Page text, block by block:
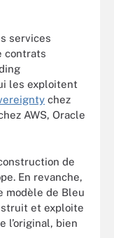
services
contrats
les exploitent
chez
AWS, Oracle
de
En revanche,
modèle de Bleu
et exploite
l’original, bien